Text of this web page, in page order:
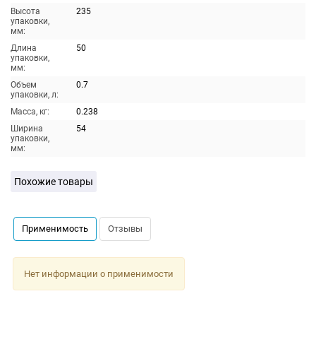
Высота
упаковки,
мм:
235
Длина
упаковки,
мм:
50
Объем
упаковки, л:
0.7
Масса, кг:
0.238
Ширина
упаковки,
мм:
54
Похожие товары
Применимость Отзывы
Нет информации о применимости